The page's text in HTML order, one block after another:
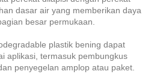
dasar air yang memberikan daya
besar permukaan.
plastik bening dapat
aplikasi, termasuk pembungkus
penyegelan amplop atau paket.